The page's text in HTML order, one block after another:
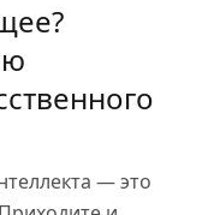
— это